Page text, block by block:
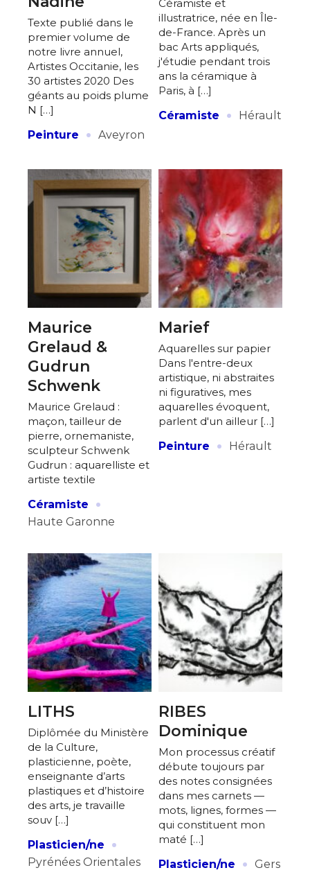
Texte publié dans le
premier volume de
notre livre annuel,
Artistes Occitanie, les
30 artistes 2020 Des
géants au poids plume
N […]
Peinture
· Aveyron
Céramiste et
illustratrice, née en Île-
de-France. Après un
bac Arts appliqués,
j'étudie pendant trois
ans la céramique à
Paris, à […]
Céramiste
· Hérault
Maurice
Grelaud &
Gudrun
Schwenk
Maurice Grelaud :
maçon, tailleur de
pierre, ornemaniste,
sculpteur Schwenk
Gudrun : aquarelliste et
artiste textile
Céramiste
·
Haute Garonne
Marief
Aquarelles sur papier
Dans l'entre-deux
artistique, ni abstraites
ni figuratives, mes
aquarelles évoquent,
parlent d'un ailleur […]
Peinture
· Hérault
LITHS
Diplômée du Ministère
de la Culture,
plasticienne, poète,
enseignante d’arts
plastiques et d’histoire
des arts, je travaille
souv […]
Plasticien/ne
·
Pyrénées Orientales
RIBES
Dominique
Mon processus créatif
débute toujours par
des notes consignées
dans mes carnets —
mots, lignes, formes —
qui constituent mon
maté […]
Plasticien/ne
· Gers